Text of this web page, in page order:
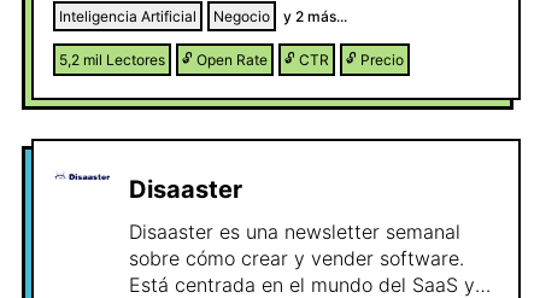
Inteligencia Artificial Negocio y 2 más...
5,2 mil Lectores 🔓 Open Rate 🔓 CTR 🔓 Precio
Disaaster
Disaaster es una newsletter semanal
sobre cómo crear y vender software.
Está centrada en el mundo del SaaS y